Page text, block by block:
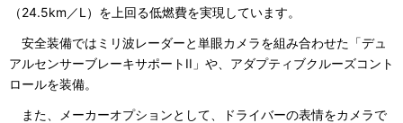
（24.5km／L）を上回る低燃費を実現しています。
安全装備ではミリ波レーダーと単眼カメラを組み合わせた「デュ
アルセンサーブレーキサポートII」や、アダプティブクルーズコント
ロールを装備。
また、メーカーオプションとして、ドライバーの表情をカメラで